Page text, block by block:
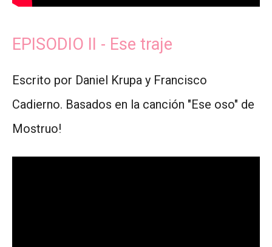
EPISODIO II - Ese traje
Escrito por Daniel Krupa y Francisco
Cadierno. Basados en la canción "Ese oso" de
Mostruo!